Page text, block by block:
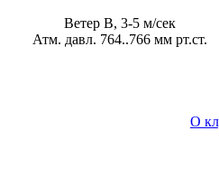
Ветер В, 3-5 м/сек
Атм. давл. 764..766 мм рт.ст.
О